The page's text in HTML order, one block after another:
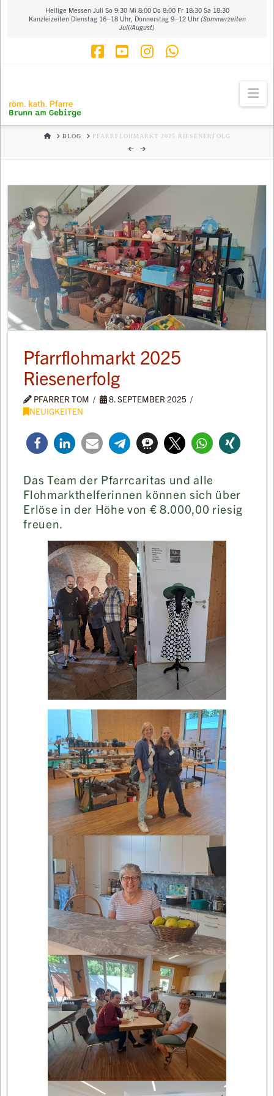
Heilige Messen Juli So 9:30 Mi 8:00 Do 8:00 Fr 18:30 Sa 18:30
Kanzleizeiten Dienstag 16–18 Uhr, Donnerstag 9–12 Uhr (Sommerzeiten
Juli/August)
HOMEBLOG PFARRFLOHMARKT 2025 RIESENERFOLG
Pfarrflohmarkt 2025
Riesenerfolg
PFARRER TOM
8. SEPTEMBER 2025
NEUIGKEITEN
Das Team der Pfarrcaritas und alle
Flohmarkthelferinnen können sich über
Erlöse in der Höhe von € 8.000,00 riesig
freuen.